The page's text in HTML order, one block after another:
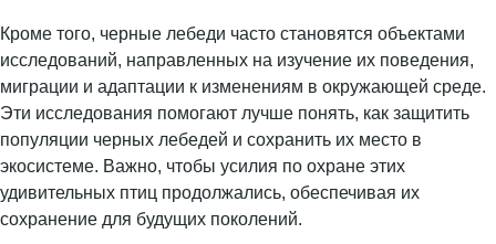
Кроме того, черные лебеди часто становятся объектами
исследований, направленных на изучение их поведения,
миграции и адаптации к изменениям в окружающей среде.
Эти исследования помогают лучше понять, как защитить
популяции черных лебедей и сохранить их место в
экосистеме. Важно, чтобы усилия по охране этих
удивительных птиц продолжались, обеспечивая их
сохранение для будущих поколений.